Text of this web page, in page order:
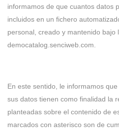
informamos de que cuantos datos
incluidos en un fichero
personal, creado y mantenido bajo
democatalog.senciweb.com.
En este sentido, le informamos
sus datos tienen como finalidad la
planteadas sobre el contenido de
marcados con asterisco son de